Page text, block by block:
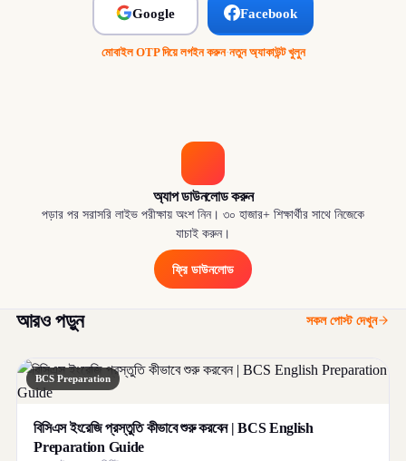
Google Facebook
মোবাইল OTP দিয়ে লগইন করুন·নতুন অ্যাকাউন্ট খুলুন
অ্যাপ ডাউনলোড করুন
পড়ার পর সরাসরি লাইভ পরীক্ষায় অংশ নিন। ৩০ হাজার+ শিক্ষার্থীর সাথে নিজেকে
যাচাই করুন।
ফ্রি ডাউনলোড
আরও পড়ুন সকল পোস্ট দেখুন
BCS Preparation
বিসিএস ইংরেজি প্রস্তুতি কীভাবে শুরু করবেন | BCS English
Preparation Guide